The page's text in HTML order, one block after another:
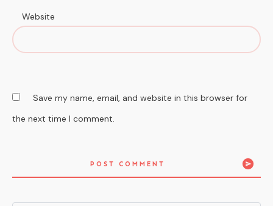
Website
Save my name, email, and website in this browser for
the next time I comment.
POST COMMENT